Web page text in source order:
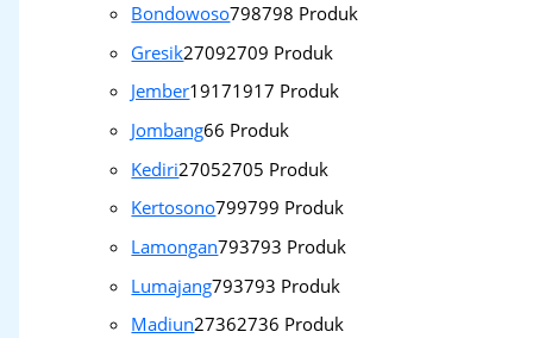
Bondowoso798798 Produk
Gresik27092709 Produk
Jember19171917 Produk
Jombang66 Produk
Kediri27052705 Produk
Kertosono799799 Produk
Lamongan793793 Produk
Lumajang793793 Produk
Madiun27362736 Produk